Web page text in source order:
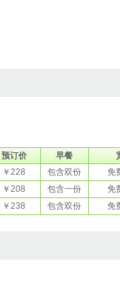
预订价 早餐
￥228 包含双份
免
￥208 包含一份
免
￥238 包含双份 免